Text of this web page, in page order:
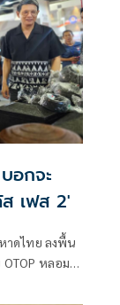
อกจะ
เฟส 2'
าดไทย ลงพื้น
หลอม